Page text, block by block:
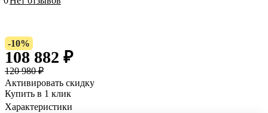
-10%
108 882 ₽
120 980 ₽
Активировать скидку
Купить в 1 клик
Характеристики